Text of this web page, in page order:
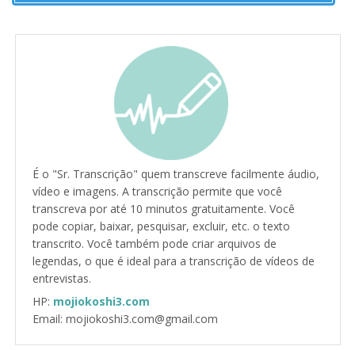
É o "Sr. Transcrição" quem transcreve facilmente áudio,
vídeo e imagens. A transcrição permite que você
transcreva por até 10 minutos gratuitamente. Você
pode copiar, baixar, pesquisar, excluir, etc. o texto
transcrito. Você também pode criar arquivos de
legendas, o que é ideal para a transcrição de vídeos de
entrevistas.
HP: mojiokoshi3.com
Email: mojiokoshi3.com@gmail.com